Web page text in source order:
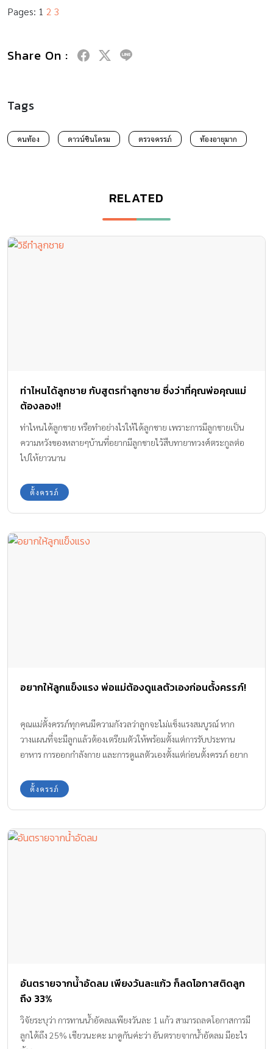
Pages: 1 2 3
Share On :
Tags
คนท้อง ดาวน์ซินโดรม ตรวจครรภ์ ท้องอายุมาก
RELATED
ท่าไหนได้ลูกชาย กับสูตรทำลูกชาย ซึ่งว่าที่คุณพ่อคุณแม่
ต้องลอง!!
ท่าไหนได้ลูกชาย หรือทำอย่างไรให้ได้ลูกชาย เพราะการมีลูกชายเป็น
ความหวังของหลายๆบ้านที่อยากมีลูกชายไว้สืบทายาทวงศ์ตระกูลต่อ
ไปให้ยาวนาน
ตั้งครรภ์
อยากให้ลูกแข็งแรง พ่อแม่ต้องดูแลตัวเองก่อนตั้งครรภ์!
คุณแม่ตั้งครรภ์ทุกคนมีความกังวลว่าลูกจะไม่แข็งแรงสมบูรณ์ หาก
วางแผนที่จะมีลูกแล้วต้องเตรียมตัวให้พร้อมตั้งแต่การรับประทาน
อาหาร การออกกำลังกาย และการดูแลตัวเองตั้งแต่ก่อนตั้งครรภ์ อยาก
เจริญเติบโต และสุขภาพของลูกน้อยในครรภ์
ตั้งครรภ์
อันตรายจากน้ำอัดลม เพียงวันละแก้ว ก็ลดโอกาสติดลูก
ถึง 33%
วิจัยระบุว่า การทานน้ำอัดลมเพียงวันละ 1 แก้ว สามารถลดโอกาสการมี
ลูกได้ถึง 25% เชียวนะคะ มาดูกันค่ะว่า อันตรายจากน้ำอัดลม มีอะไร